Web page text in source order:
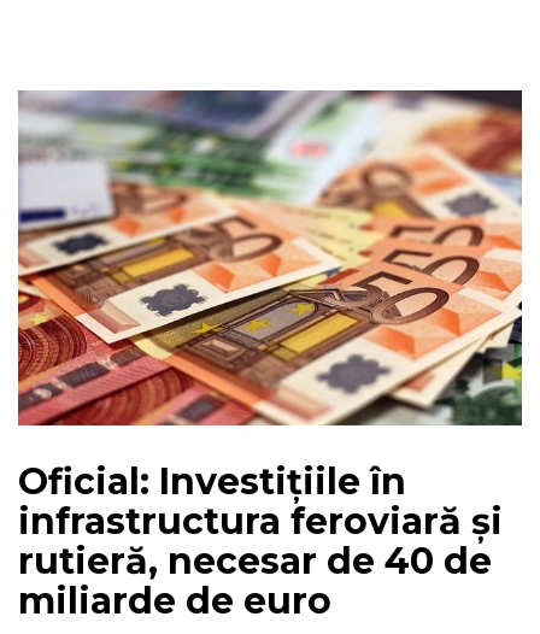
Oficial: Investițiile în
infrastructura feroviară și
rutieră, necesar de 40 de
miliarde de euro